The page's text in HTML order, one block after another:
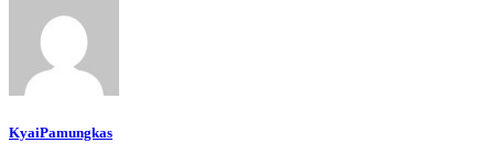
KyaiPamungkas